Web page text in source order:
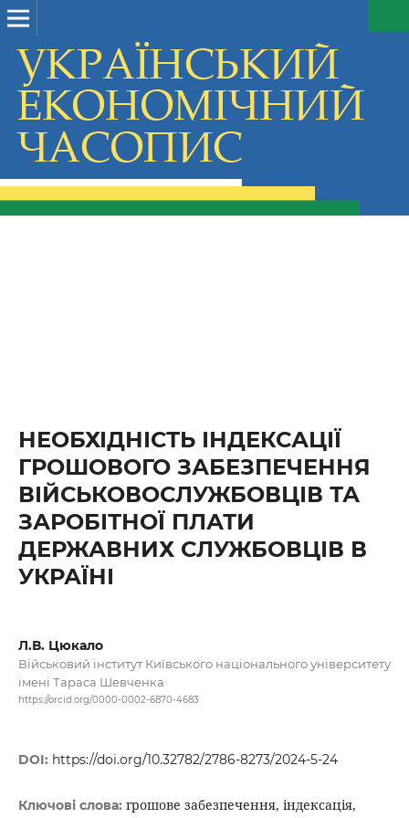
НЕОБХІДНІСТЬ ІНДЕКСАЦІЇ
ГРОШОВОГО ЗАБЕЗПЕЧЕННЯ
ВІЙСЬКОВОСЛУЖБОВЦІВ ТА
ЗАРОБІТНОЇ ПЛАТИ
ДЕРЖАВНИХ СЛУЖБОВЦІВ В
УКРАЇНІ
Л.В. Цюкало
Військовий інститут Київського національного університету
імені Тараса Шевченка
https://orcid.org/0000-0002-6870-4683
DOI: https://doi.org/10.32782/2786-8273/2024-5-24
Ключові слова: грошове забезпечення, індексація,